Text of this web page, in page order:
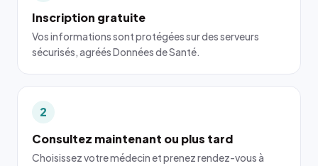
Inscription gratuite
Vos informations sont protégées sur des serveurs
sécurisés, agréés Données de Santé.
2
Consultez maintenant ou plus tard
Choisissez votre médecin et prenez rendez-vous à